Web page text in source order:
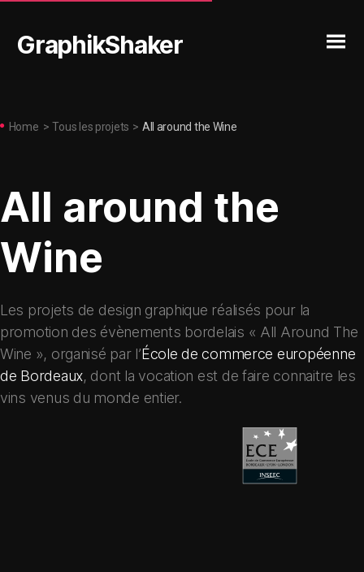
GraphikShaker
Home > Tous les projets > All around the Wine
All around the
Wine
Les projets de design graphique réalisés pour la
promotion des évènements bordelais « All Around The
Wine », organisé par l’École de commerce européenne
de Bordeaux, dont la vocation est de faire connaitre les
vins venus du monde entier.